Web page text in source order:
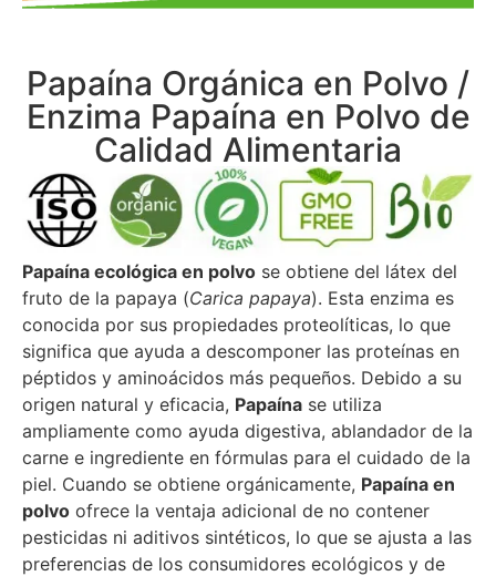
Papaína Orgánica en Polvo /
Enzima Papaína en Polvo de
Calidad Alimentaria
Papaína ecológica en polvo se obtiene del látex del
fruto de la papaya (Carica papaya). Esta enzima es
conocida por sus propiedades proteolíticas, lo que
significa que ayuda a descomponer las proteínas en
péptidos y aminoácidos más pequeños. Debido a su
origen natural y eficacia, Papaína se utiliza
ampliamente como ayuda digestiva, ablandador de la
carne e ingrediente en fórmulas para el cuidado de la
piel. Cuando se obtiene orgánicamente, Papaína en
polvo ofrece la ventaja adicional de no contener
pesticidas ni aditivos sintéticos, lo que se ajusta a las
preferencias de los consumidores ecológicos y de